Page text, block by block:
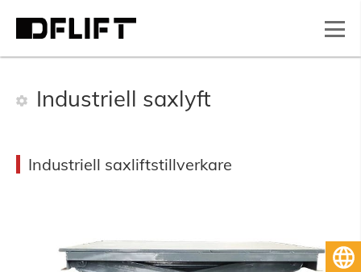
Industriell saxlyft
Industriell saxliftstillverkare
Svenska